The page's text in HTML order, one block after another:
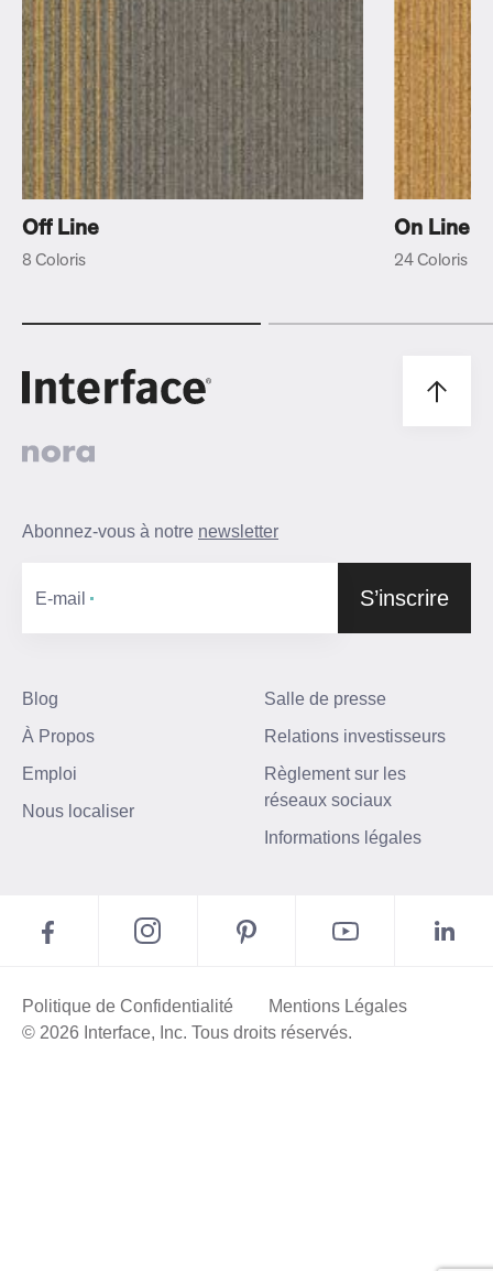
Off Line
8 Coloris
On Line
24 Coloris
Blog
À Propos
Emploi
Nous localiser
Salle de presse
Relations investisseurs
Règlement sur les
réseaux sociaux
Informations légales
Abonnez-vous à notre newsletter
Е-mail S’inscrire
Politique de Confidentialité
Mentions Légales
© 2026 Interface, Inc. Tous droits réservés.